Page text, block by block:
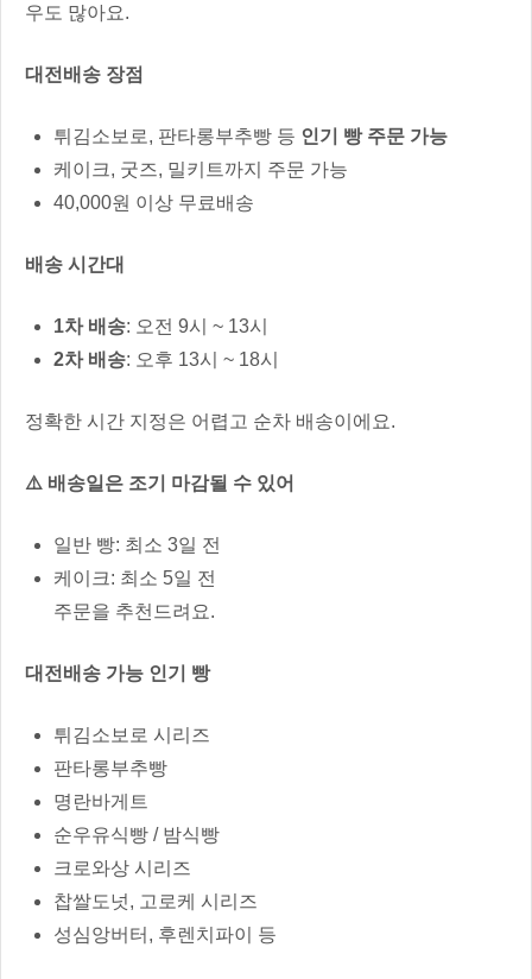
우도 많아요.
대전배송 장점
튀김소보로, 판타롱부추빵 등 인기 빵 주문 가능
케이크, 굿즈, 밀키트까지 주문 가능
40,000원 이상 무료배송
배송 시간대
1차 배송: 오전 9시 ~ 13시
2차 배송: 오후 13시 ~ 18시
정확한 시간 지정은 어렵고 순차 배송이에요.
⚠️ 배송일은 조기 마감될 수 있어
일반 빵: 최소 3일 전
케이크: 최소 5일 전
주문을 추천드려요.
대전배송 가능 인기 빵
튀김소보로 시리즈
판타롱부추빵
명란바게트
순우유식빵 / 밤식빵
크로와상 시리즈
찹쌀도넛, 고로케 시리즈
성심앙버터, 후렌치파이 등